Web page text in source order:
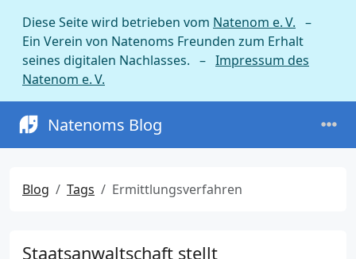
Diese Seite wird betrieben vom Natenom e. V. –
Ein Verein von Natenoms Freunden zum Erhalt
seines digitalen Nachlasses. – Impressum des
Natenom e. V.
Natenoms Blog
Blog Tags Ermittlungsverfahren
Staatsanwaltschaft stellt